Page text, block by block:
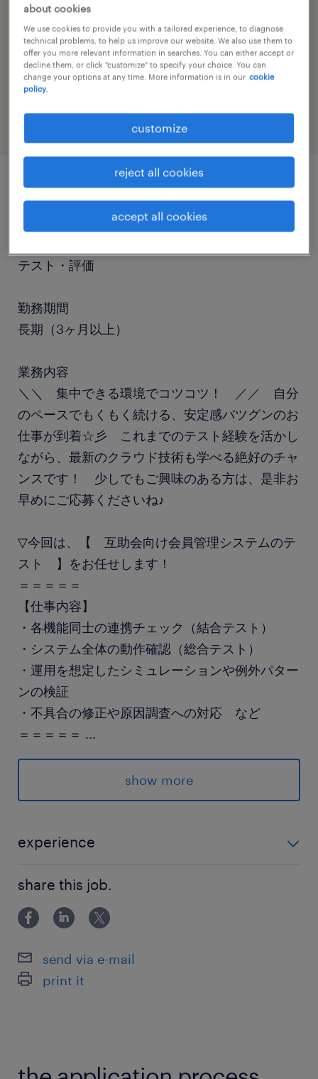
9:00-17:30（実働7時間30分・休憩60分）
job category
information technology
job details
テスト・評価
勤務期間
長期（3ヶ月以上）
業務内容
＼＼ 集中できる環境でコツコツ！ ／／ 自分
のペースでもくもく続ける、安定感バツグンのお
仕事が到着☆彡 これまでのテスト経験を活かし
ながら、最新のクラウド技術も学べる絶好のチャ
ンスです！ 少しでもご興味のある方は、是非お
早めにご応募くださいね♪
▽今回は、【 互助会向け会員管理システムのテ
スト 】をお任せします！
＝＝＝＝＝
【仕事内容】
・各機能同士の連携チェック（結合テスト）
・システム全体の動作確認（総合テスト）
・運用を想定したシミュレーションや例外パター
ンの検証
・不具合の修正や原因調査への対応 など
＝＝＝＝＝ ...
■使用DB ： PostgreSQL（AWS環境）
派遣先の特徴
◇大手企業
◇土日祝休み
◆残業少なめ
◇AWS
◇交通費支給
大阪環状線／野田(大阪環状線)駅（徒歩15分）
show more
experience
合・総合テストの実務経験がある方 ◆Java、SQLを使
用した実務経験がある方
share this job.
send via e-mail
print it
about cookies
We use cookies to provide you with a tailored experience, to diagnose
technical problems, to help us improve our website. We also use them to
offer you more relevant information in searches. You can either accept or
decline them, or click "customize" to specify your choice. You can
change your options at any time. More information is in our cookie
policy.
customize
reject all cookies
accept all cookies